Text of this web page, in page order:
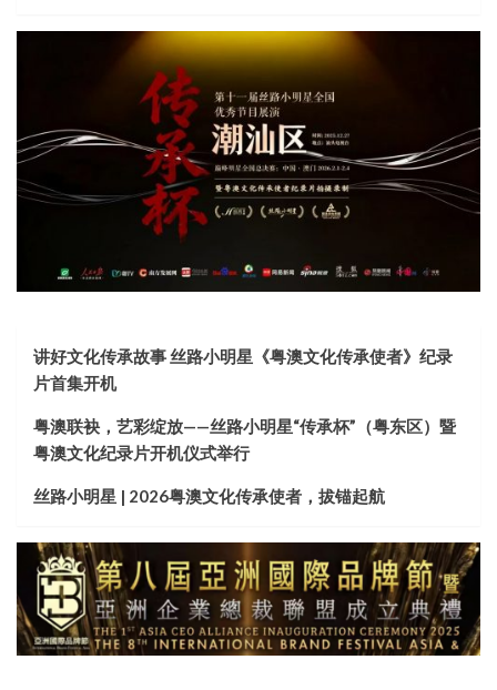
讲好文化传承故事 丝路小明星《粤澳文化传承使者》纪录
片首集开机
粤澳联袂，艺彩绽放——丝路小明星“传承杯”（粤东区）暨
粤澳文化纪录片开机仪式举行
丝路小明星 | 2026粤澳文化传承使者，拔锚起航